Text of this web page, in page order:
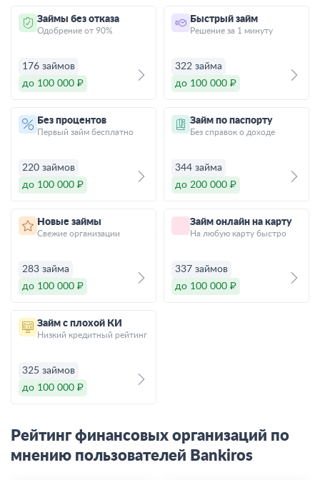
Займы без отказа
Одобрение от 90%
176 займов
до 100 000 ₽
Быстрый займ
Решение за 1 минуту
322 займа
до 100 000 ₽
Без процентов
Первый займ бесплатно
220 займов
до 100 000 ₽
Займ по паспорту
Без справок о доходе
344 займа
до 200 000 ₽
Новые займы
Свежие организации
283 займа
до 100 000 ₽
Займ онлайн на карту
На любую карту быстро
337 займов
до 100 000 ₽
Займ с плохой КИ
Низкий кредитный рейтинг
325 займов
до 100 000 ₽
Рейтинг финансовых организаций по
мнению пользователей Bankiros